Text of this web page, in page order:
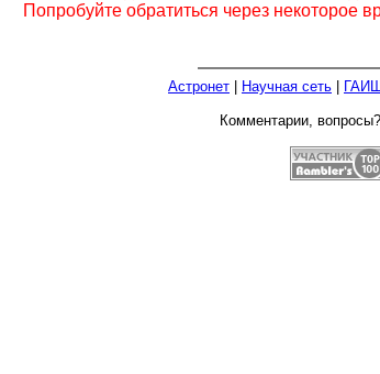
Попробуйте обратиться через некоторое
Астронет Научная сеть
Комментарии,